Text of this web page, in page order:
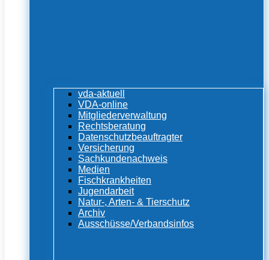
vda-aktuell
VDA-online
Mitgliederverwaltung
Rechtsberatung
Datenschutzbeauftragter
Versicherung
Sachkundenachweis
Medien
Fischkrankheiten
Jugendarbeit
Natur-, Arten- & Tierschutz
Archiv
Ausschüsse/Verbandsinfos